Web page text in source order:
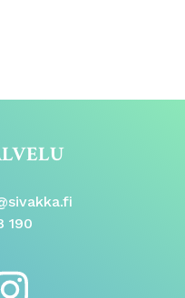
190